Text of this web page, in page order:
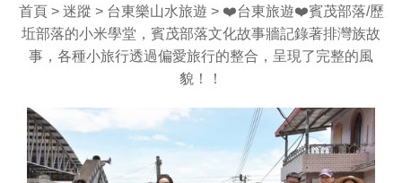
首頁> 迷蹤 > 台東樂山水旅遊 > ❤️台東旅遊❤️賓茂部落/歷
坵部落的小米學堂，賓茂部落文化故事牆記錄著排灣族故
事，各種小旅行透過偏愛旅行的整合，呈現了完整的風
貌！！